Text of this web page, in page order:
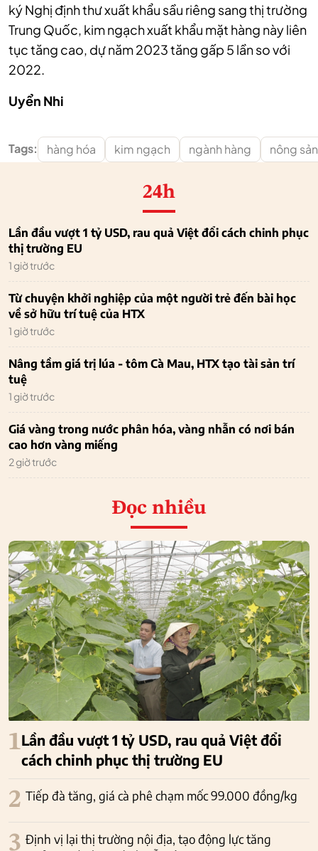
ký Nghị định thư xuất khẩu sầu riêng sang thị trường
Trung Quốc, kim ngạch xuất khẩu mặt hàng này liên
tục tăng cao, dự năm 2023 tăng gấp 5 lần so với
2022.
Uyển Nhi
Tags: hàng hóa kim ngạch ngành hàng nông sản
24h
Lần đầu vượt 1 tỷ USD, rau quả Việt đổi cách chinh phục
thị trường EU
1 giờ trước
Từ chuyện khởi nghiệp của một người trẻ đến bài học
về sở hữu trí tuệ của HTX
1 giờ trước
Nâng tầm giá trị lúa - tôm Cà Mau, HTX tạo tài sản trí
tuệ
1 giờ trước
Giá vàng trong nước phân hóa, vàng nhẫn có nơi bán
cao hơn vàng miếng
2 giờ trước
Đọc nhiều
1Lần đầu vượt 1 tỷ USD, rau quả Việt đổi
cách chinh phục thị trường EU
2 Tiếp đà tăng, giá cà phê chạm mốc 99.000 đồng/kg
3 Định vị lại thị trường nội địa, tạo động lực tăng